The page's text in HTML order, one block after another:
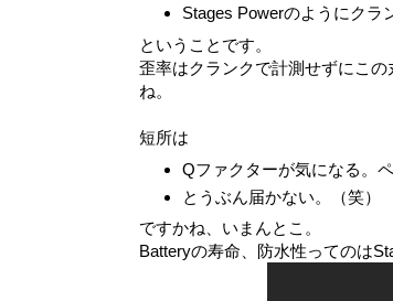
Stages Powerのようにクラ
ということです。
歪率はクランクで計測せずにこ
ね。
短所は
Qファクターが気になる。
とうぶん届かない。（笑）
ですかね、いまんとこ。
Batteryの寿命、防水性ってのは